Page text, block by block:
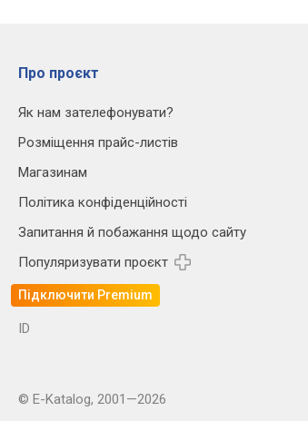
Про проєкт
Як нам зателефонувати?
Розміщення прайс-листів
Магазинам
Політика конфіденційності
Запитання й побажання щодо сайту
Популяризувати проєкт
Підключити Premium
ID
© E-Katalog, 2001—2026